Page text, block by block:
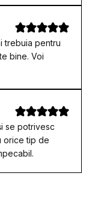
trebuia pentru
bine. Voi
se potrivesc
orice tip de